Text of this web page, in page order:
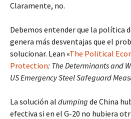
Claramente, no.
Debemos entender que la política
genera más desventajas que el
solucionar. Lean «The Political
Protection: The Determinants and
US Emergency Steel Safeguard
La solución al dumping de China
efectiva si en el G-20 no hubiera